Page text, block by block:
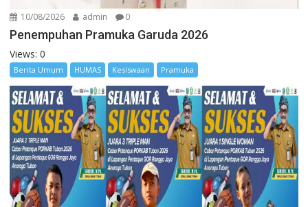
10/08/2026 admin 0
Penempuhan Pramuka Garuda 2026
Views: 0
Berita Umum HUMAS Kesiswaan Pramuka